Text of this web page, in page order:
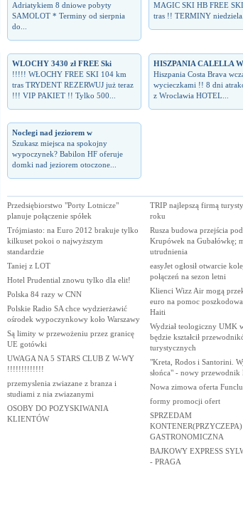
Adriatykiem 8 dniowe pobyty
SAMOLOT * Terminy od sierpnia
do...
MAGIC SKI HB FREE
tras !! TERMINY
WLOCHY 3430 zł FREE Ski
!!!!! WŁOCHY FREE SKI 104 km
tras TRYDENT REZERWUJ już teraz
!!! VIP PAKIET !! Tylko 500...
HISZPANIA CALELLA
Hiszpania Costa Brava
wycieczkami !! 8 dni
z Wroclawia HOTEL...
Noclegi nad jeziorem w
Szukasz miejsca na spokojny
wypoczynek? Babilon HF oferuje
domki nad jeziorem otoczone...
Przedsiębiorstwo "Porty Lotnicze"
planuje połączenie spółek
Trójmiasto: na Euro 2012 brakuje tylko
kilkuset pokoi o najwyższym
standardzie
Taniej z LOT
Hotel Prudential znowu tylko dla elit!
Polska 84 razy w CNN
Polskie Radio SA chce wydzierżawić
ośrodek wypoczynkowy koło Warszawy
Są limity w przewożeniu przez granicę
UE gotówki
UWAGA NA 5 STARS CLUB Z W-WY
!!!!!!!!!!!!!
przemyslenia zwiazane z branza i
studiami z nia zwiazanymi
OSOBY DO POZYSKIWANIA
KLIENTÓW
TRIP najlepszą firmą
roku
Rusza budowa przejścia
Krupówek na Gubałówkę;
utrudnienia
easyJet ogłosił otwarcie
połączeń na sezon letni
Klienci Wizz Air mogą
euro na pomoc
Haiti
Wydział teologiczny UMK
będzie kształcił
turystycznych
"Kreta, Rodos i Santorini.
słońca" - nowy przewodnik
Nowa zimowa oferta
formy promocji ofert
SPRZEDAM
KONTENER(PRZYCZEPA)
GASTRONOMICZNA
BAJKOWY EXPRESS
- PRAGA